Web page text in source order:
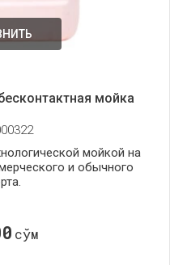
мойка
мойкой на
и обычного
сўм